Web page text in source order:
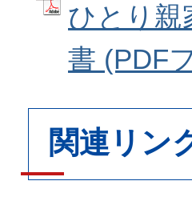
ひとり親
書 (PDF
関連リン